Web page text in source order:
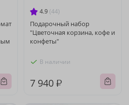
4.9 (44)
Подарочный набор
"Цветочная корзина, кофе и
конфеты"
В наличии
7 940 ₽